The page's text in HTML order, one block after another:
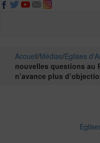
Accueil/Médias/Eglises
nouvelles questions au
n’avance plus